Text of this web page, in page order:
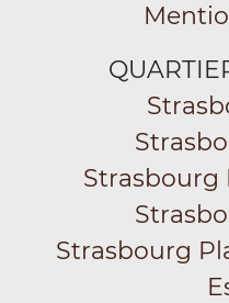
Strasbourg
Strasbourg